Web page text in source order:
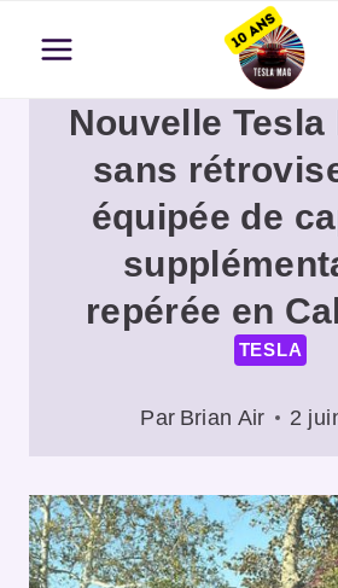
contenuNouvelle Tesla
sans
équipée de
repérée en
TESLA
Par Brian Air 2